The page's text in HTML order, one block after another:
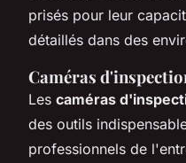
prisés pour leur
détaillés dans des
Caméras
Les caméras
des outils
professionnels de